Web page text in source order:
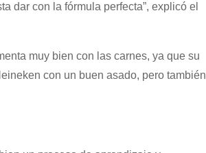
dar con la fórmula perfecta”, explicó el
muy bien con las carnes, ya que su
con un buen asado, pero también